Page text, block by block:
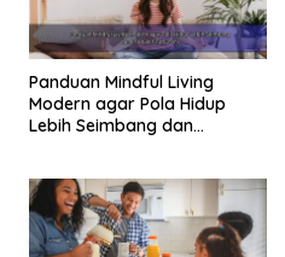
Panduan Mindful Living
Modern agar Pola Hidup
Lebih Seimbang dan